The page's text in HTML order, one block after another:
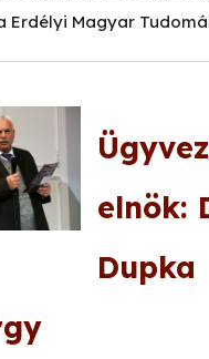
Erdélyi Magyar
elnök:
Dupka